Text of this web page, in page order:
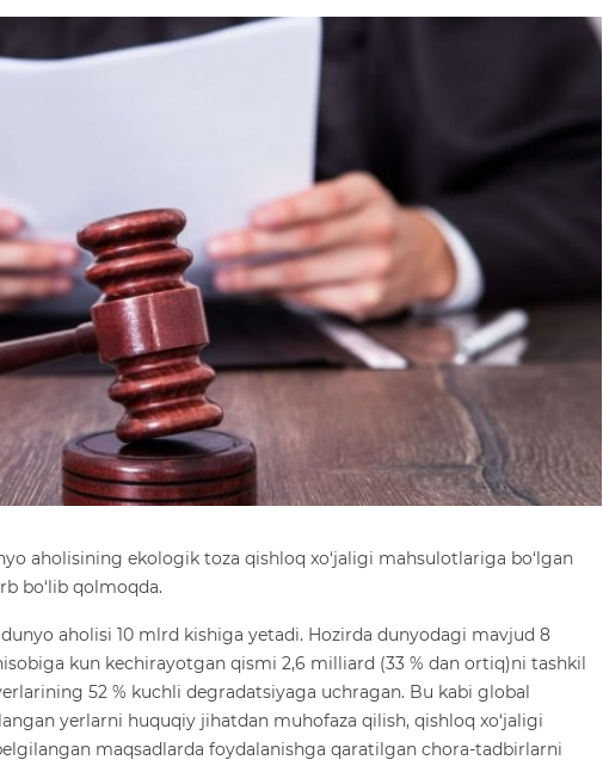
aholisining ekologik toza qishloq xo‘jaligi mahsulotlariga bo‘lgan
bo‘lib qolmoqda.
aholisi 10 mlrd kishiga yetadi. Hozirda dunyodagi mavjud 8
kun kechirayotgan qismi 2,6 milliard (33 % dan ortiq)ni tashkil
52 % kuchli degradatsiyaga uchragan. Bu kabi global
yerlarni huquqiy jihatdan muhofaza qilish, qishloq xo‘jaligi
maqsadlarda foydalanishga qaratilgan chora-tadbirlarni